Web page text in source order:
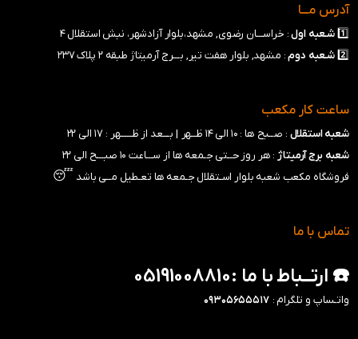
آدرس مـــا
1️⃣ شـعبه اول: خراســـان رضوی, مشهد،بلوار آزادشهر، نبش استقلال ۴
2️⃣ شـعبه دوم: مشهد, بلوار هفت تیر, بـــرج آرمیتاژ طبقه ۲ پلاک ۲۳۷
ساعت کار مکعب
شعبه استقلال : صــبح ها : ۱۰ الی ۱۴ ظــهر |
بـــعد از ظـــــهر : ۱۷ الی ۲۲
شعبه برج آرمیتاژ : هر روز حــتی جـمعه ها از ســـاعت ۱۰ صبـــح الی ۲۲
فروشگاه مکعب شعبه بلوار اسـتقلال جـمعه ها تعـطیل مــی باشد
😴
تماس با ما
☎️ ارتــباط با ما :05191008810
واتـساپ و تلگرام : ۰۹۳۰۵۶۵۵۵۱۷